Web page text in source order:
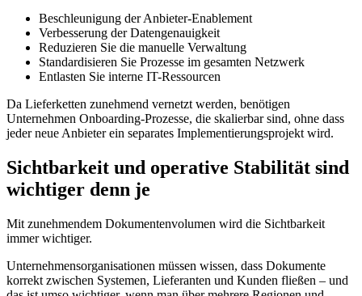
Beschleunigung der Anbieter-Enablement
Verbesserung der Datengenauigkeit
Reduzieren Sie die manuelle Verwaltung
Standardisieren Sie Prozesse im gesamten Netzwerk
Entlasten Sie interne IT-Ressourcen
Da Lieferketten zunehmend vernetzt werden, benötigen
Unternehmen Onboarding-Prozesse, die skalierbar sind, ohne dass
jeder neue Anbieter ein separates Implementierungsprojekt wird.
Sichtbarkeit und operative Stabilität sind
wichtiger denn je
Mit zunehmendem Dokumentenvolumen wird die Sichtbarkeit
immer wichtiger.
Unternehmensorganisationen müssen wissen, dass Dokumente
korrekt zwischen Systemen, Lieferanten und Kunden fließen – und